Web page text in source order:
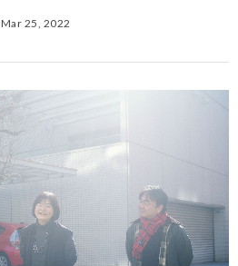
Mar 25, 2022